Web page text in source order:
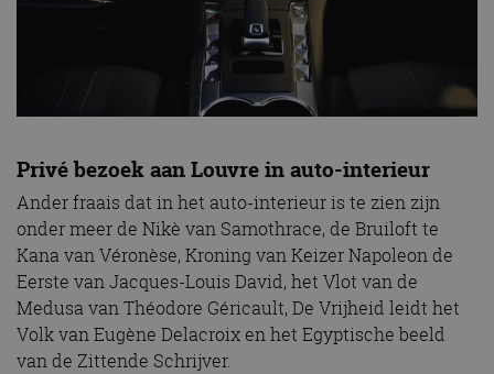
Privé bezoek aan Louvre in auto-interieur
Ander fraais dat in het auto-interieur is te zien zijn
onder meer de Nikè van Samothrace, de Bruiloft te
Kana van Véronèse, Kroning van Keizer Napoleon de
Eerste van Jacques-Louis David, het Vlot van de
Medusa van Théodore Géricault, De Vrijheid leidt het
Volk van Eugène Delacroix en het Egyptische beeld
van de Zittende Schrijver.